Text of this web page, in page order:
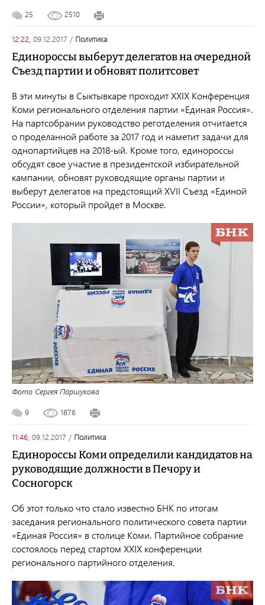
25 2510
12:22, 09.12.2017 / политика
Единороссы выберут делегатов на очередной
Съезд партии и обновят политсовет
В эти минуты в Сыктывкаре проходит XXIX Конференция
Коми регионального отделения партии «Единая Россия».
На партсобрании руководство реготделения отчитается
о проделанной работе за 2017 год и наметит задачи для
однопартийцев на 2018-ый. Кроме того, единороссы
обсудят свое участие в президентской избирательной
кампании, обновят руководящие органы партии и
выберут делегатов на предстоящий XVII Съезд «Единой
России», который пройдет в Москве.
Фото Сергея Паршукова
9 1876
11:46, 09.12.2017 / политика
Единороссы Коми определили кандидатов на
руководящие должности в Печору и
Сосногорск
Об этот только что стало известно БНК по итогам
заседания регионального политического совета партии
«Единая Россия» в столице Коми. Партийное собрание
состоялось перед стартом XXIX конференции
регионального партийного отделения.